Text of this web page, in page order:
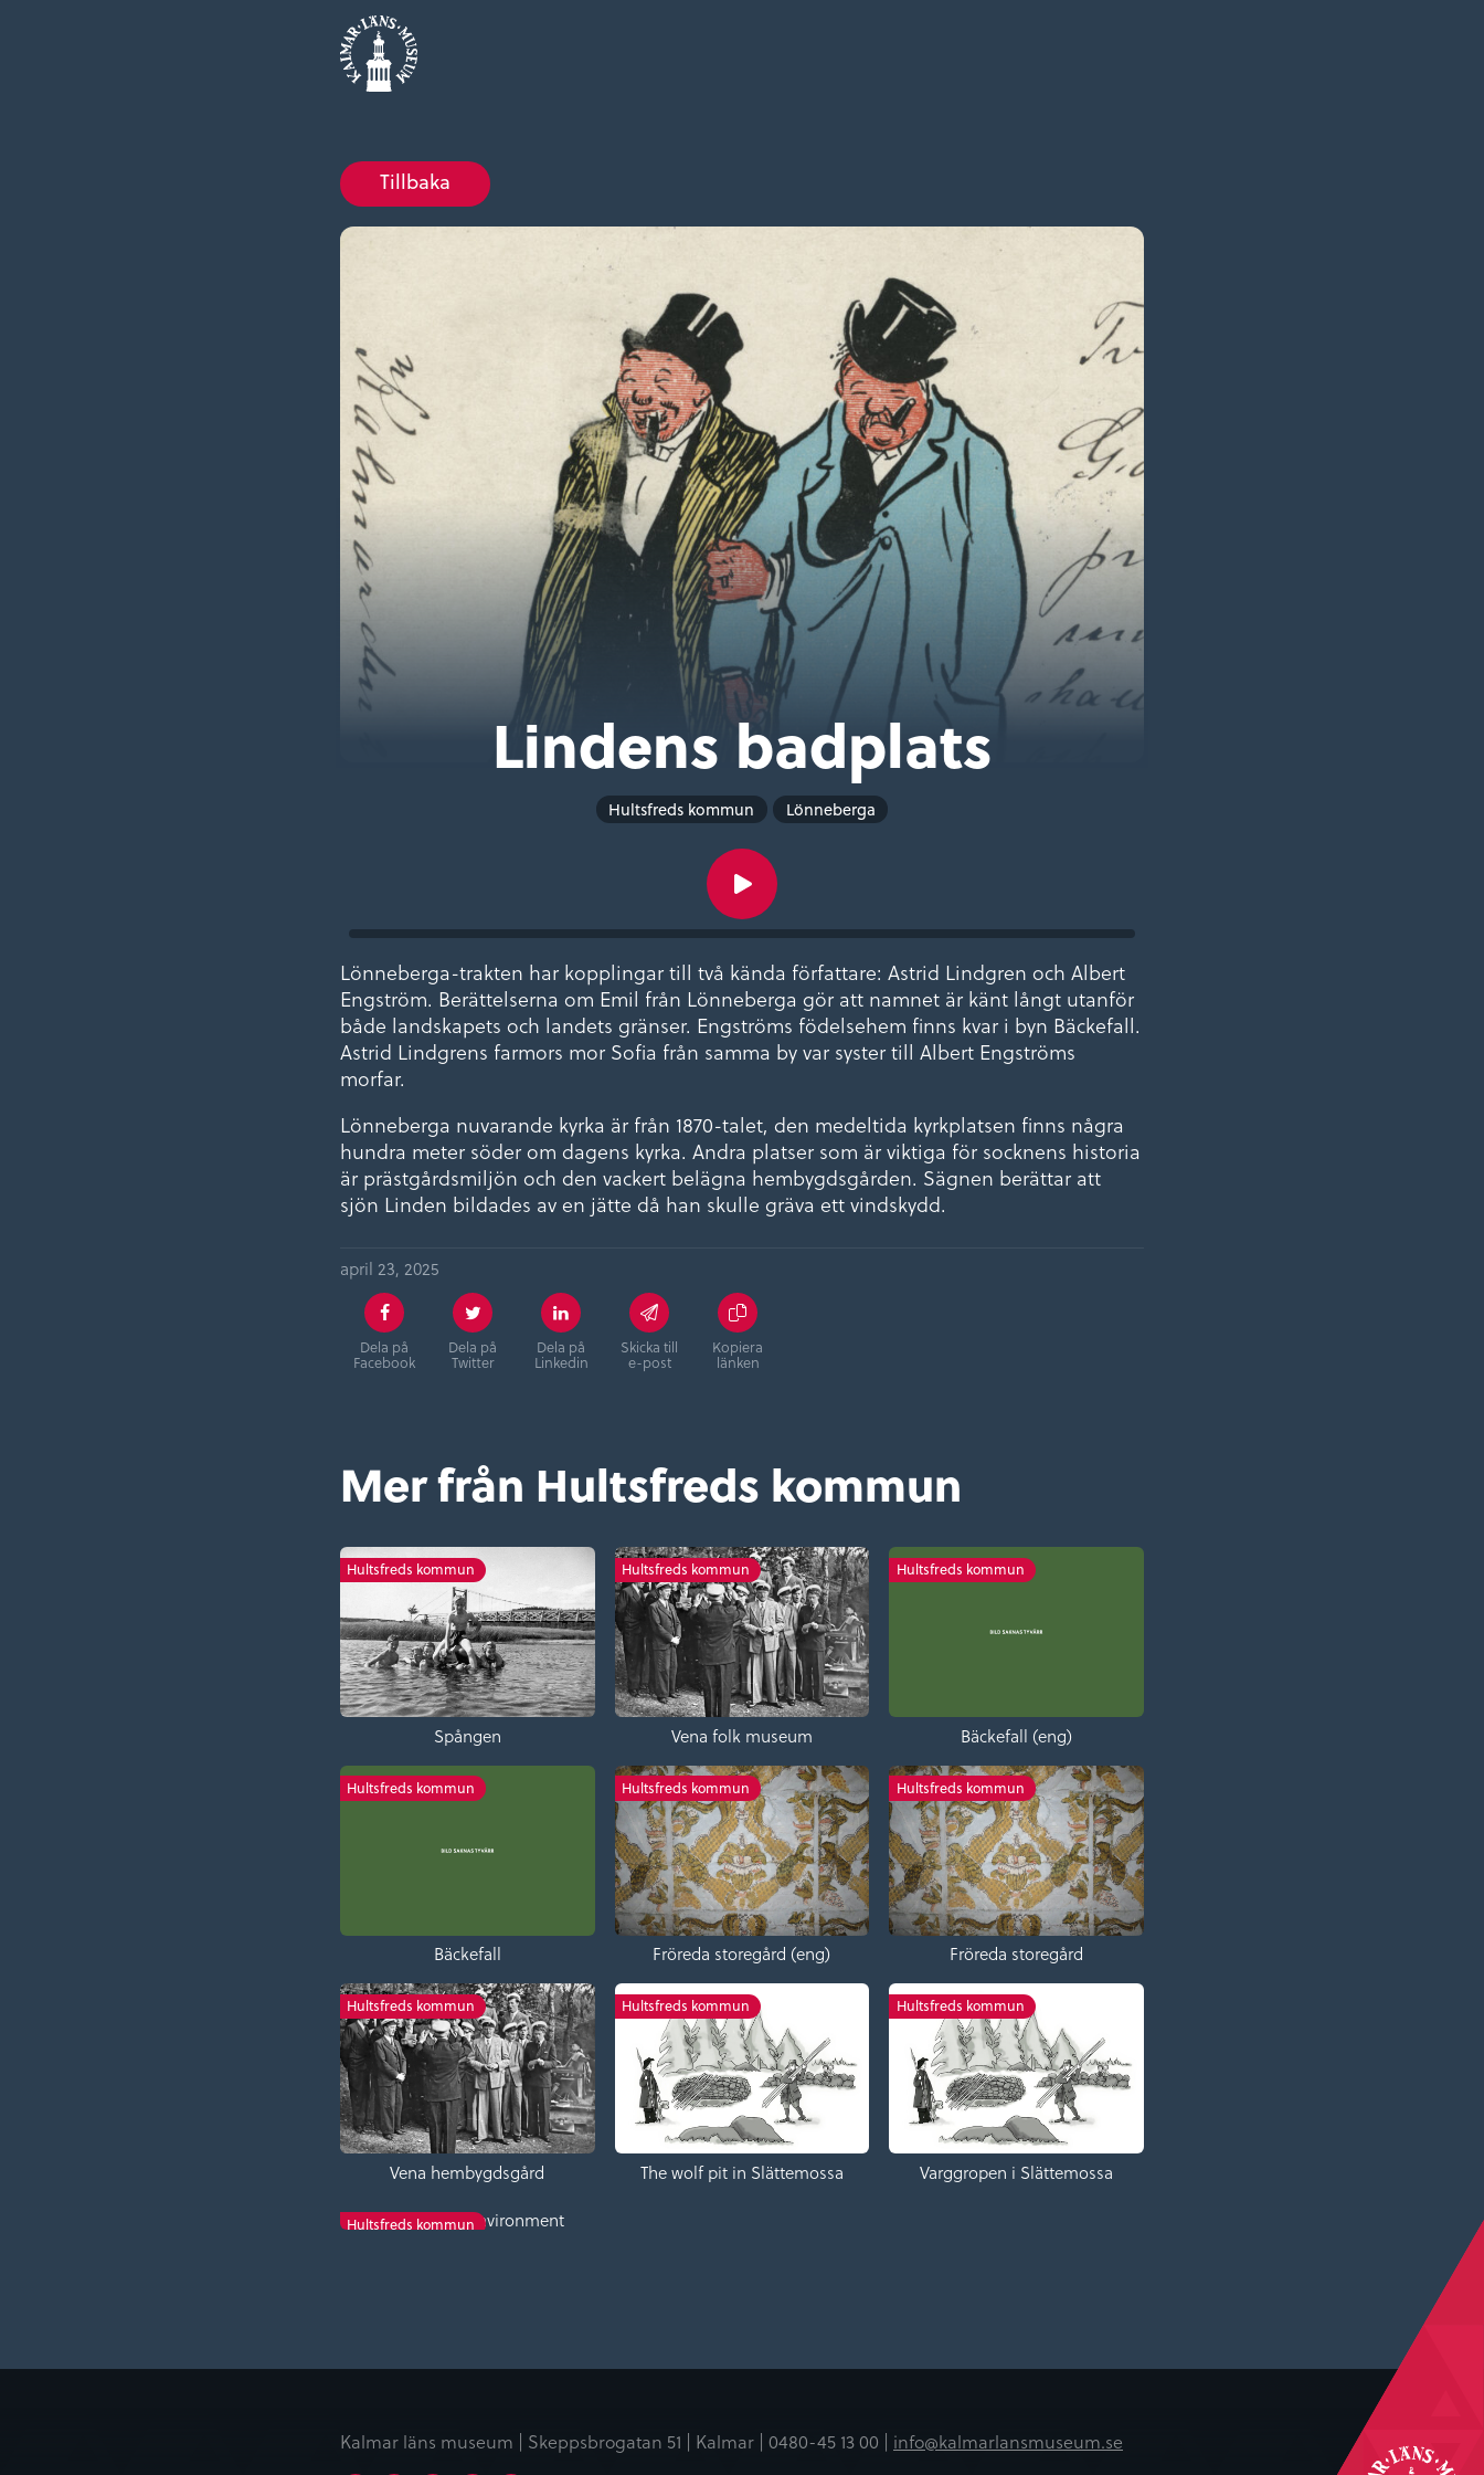
Tillbaka
Lindens badplats
Hultsfreds kommun Lönneberga
Lönneberga-trakten har kopplingar till två kända författare: Astrid Lindgren och Albert
Engström. Berättelserna om Emil från Lönneberga gör att namnet är känt långt utanför
både landskapets och landets gränser. Engströms födelsehem finns kvar i byn Bäckefall.
Astrid Lindgrens farmors mor Sofia från samma by var syster till Albert Engströms
morfar.
Lönneberga nuvarande kyrka är från 1870-talet, den medeltida kyrkplatsen finns några
hundra meter söder om dagens kyrka. Andra platser som är viktiga för socknens historia
är prästgårdsmiljön och den vackert belägna hembygdsgården. Sägnen berättar att
sjön Linden bildades av en jätte då han skulle gräva ett vindskydd.
april 23, 2025
Dela på
Facebook
Dela på
Twitter
Dela på
Linkedin
Skicka till
e-post
Kopiera
länken
Mer från Hultsfreds kommun
Hultsfreds kommun
Spången
Hultsfreds kommun
Vena folk museum
Hultsfreds kommun
Bäckefall (eng)
Hultsfreds kommun
Bäckefall
Hultsfreds kommun
Fröreda storegård (eng)
Hultsfreds kommun
Fröreda storegård
Hultsfreds kommun
Vena hembygdsgård
Hultsfreds kommun
The wolf pit in Slättemossa
Hultsfreds kommun
Varggropen i Slättemossa
Hultsfreds kommun
Tveta church environment
Kalmar läns museum | Skeppsbrogatan 51 | Kalmar | 0480-45 13 00 | info@kalmarlansmuseum.se